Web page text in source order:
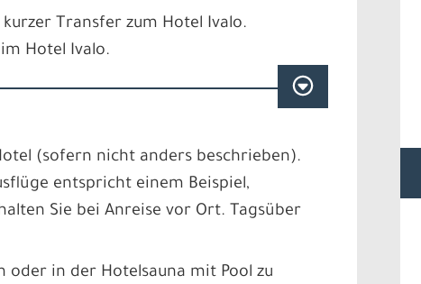
Transfer zum Hotel Ivalo.
Hotel Ivalo.
(sofern nicht anders beschrieben).
entspricht einem Beispiel,
Sie bei Anreise vor Ort. Tagsüber
oder in der Hotelsauna mit Pool zu